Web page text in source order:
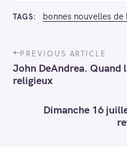
TAGS bonnes nouvelles
P
o
s
t
PREVIOUS ARTICLE
John DeAndrea. Quand
religieux
Dimanche 16